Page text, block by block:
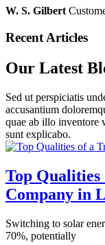
W. S. Gilbert
Recent Articles
Our Latest
Sed ut perspiciatis
accusantium
quae ab illo inventore
sunt explicabo.
Top
Company in
Switching to solar
70%, potentially